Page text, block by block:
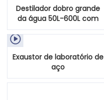
Destilador dobro grande
da água 50L-600L com
aquecimento de vapor

Exaustor de laboratório de
aço